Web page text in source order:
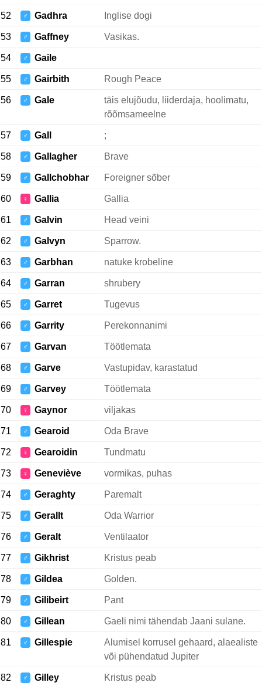
52 ♂ Gadhra Inglise dogi
53 ♂ Gaffney Vasikas.
54 ♂ Gaile
55 ♂ Gairbith Rough Peace
56 ♂ Gale
täis elujõudu, liiderdaja, hoolimatu,
rõõmsameelne
57 ♂ Gall ;
58 ♂ Gallagher Brave
59 ♂ Gallchobhar Foreigner sõber
60 ♀ Gallia Gallia
61 ♂ Galvin Head veini
62 ♂ Galvyn Sparrow.
63 ♂ Garbhan natuke krobeline
64 ♂ Garran shrubery
65 ♂ Garret Tugevus
66 ♂ Garrity Perekonnanimi
67 ♂ Garvan Töötlemata
68 ♂ Garve Vastupidav, karastatud
69 ♂ Garvey Töötlemata
70 ♀ Gaynor viljakas
71 ♂ Gearoid Oda Brave
72 ♀ Gearoidin Tundmatu
73 ♀ Geneviève vormikas, puhas
74 ♂ Geraghty Paremalt
75 ♂ Gerallt Oda Warrior
76 ♂ Geralt Ventilaator
77 ♂ Gikhrist Kristus peab
78 ♂ Gildea Golden.
79 ♂ Gilibeirt Pant
80 ♂ Gillean Gaeli nimi tähendab Jaani sulane.
81 ♂ Gillespie
Alumisel korrusel gehaard, alaealiste
või pühendatud Jupiter
82 ♂ Gilley Kristus peab